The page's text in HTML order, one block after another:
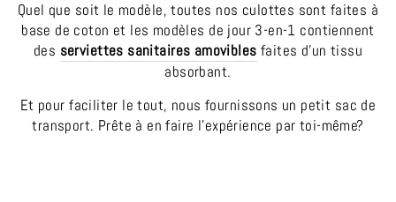
Quel que soit le modèle, toutes nos culottes sont faites à
base de coton et les modèles de jour 3-en-1 contiennent
des serviettes sanitaires amovibles faites d’un tissu
absorbant.
Et pour faciliter le tout, nous fournissons un petit sac de
transport. Prête à en faire l’expérience par toi-même?